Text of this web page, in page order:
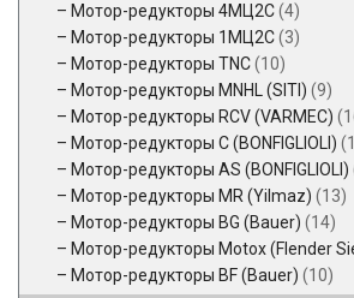
Мотор-редукторы 4МЦ2С(4)
Мотор-редукторы 1МЦ2С(3)
Мотор-редукторы TNC(10)
Мотор-редукторы MNHL (SITI) (9)
Мотор-редукторы RCV (VARMEC)
Мотор-редукторы C (BONFIGLIOLI)
Мотор-редукторы AS (BONFIGLIOLI)
Мотор-редукторы MR (Yilmaz) (13)
Мотор-редукторы BG (Bauer) (14)
Мотор-редукторы Motox (Flender
Мотор-редукторы BF (Bauer) (10)